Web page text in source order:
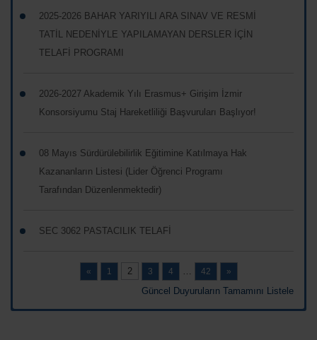
2025-2026 BAHAR YARIYILI ARA SINAV VE RESMİ
TATİL NEDENİYLE YAPILAMAYAN DERSLER İÇİN
TELAFİ PROGRAMI
2026-2027 Akademik Yılı Erasmus+ Girişim İzmir
Konsorsiyumu Staj Hareketliliği Başvuruları Başlıyor!
08 Mayıs Sürdürülebilirlik Eğitimine Katılmaya Hak
Kazananların Listesi (Lider Öğrenci Programı
Tarafından Düzenlenmektedir)
SEC 3062 PASTACILIK TELAFİ
« 1 2 3 4 … 42 »
Güncel Duyuruların Tamamını Listele